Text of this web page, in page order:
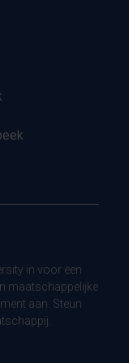
in voor een
maatschappelijke
aan. Steun